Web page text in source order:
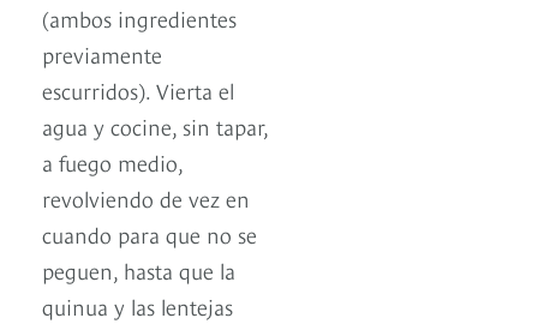
(ambos ingredientes
previamente
escurridos). Vierta el
agua y cocine, sin tapar,
a fuego medio,
revolviendo de vez en
cuando para que no se
peguen, hasta que la
quinua y las lentejas